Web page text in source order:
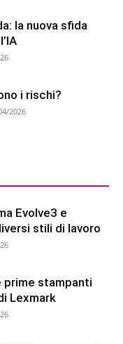
la nuova sfida
i rischi?
2026
Evolve3 e
stili di lavoro
stampanti
Lexmark